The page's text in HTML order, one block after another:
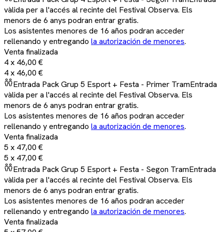
vàlida per a l'accés al recinte del Festival Observa. Els
menors de 6 anys podran entrar gratis.
Los asistentes menores de 16 años podran acceder
rellenando y entregando la autorización de menores.
Venta finalizada
4 x 46,00 €
4 x 46,00 €
Entrada Pack Grup 5 Esport + Festa - Primer TramEntrada
vàlida per a l'accés al recinte del Festival Observa. Els
menors de 6 anys podran entrar gratis.
Los asistentes menores de 16 años podran acceder
rellenando y entregando la autorización de menores.
Venta finalizada
5 x 47,00 €
5 x 47,00 €
Entrada Pack Grup 5 Esport + Festa - Segon TramEntrada
vàlida per a l'accés al recinte del Festival Observa. Els
menors de 6 anys podran entrar gratis.
Los asistentes menores de 16 años podran acceder
rellenando y entregando la autorización de menores.
Venta finalizada